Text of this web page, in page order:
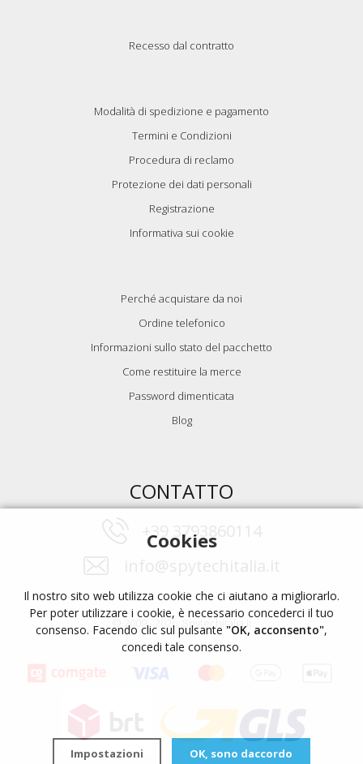
Recesso dal contratto
Modalità di spedizione e pagamento
Termini e Condizioni
Procedura di reclamo
Protezione dei dati personali
Registrazione
Informativa sui cookie
Perché acquistare da noi
Ordine telefonico
Informazioni sullo stato del pacchetto
Come restituire la merce
Password dimenticata
Blog
CONTATTO
+39 3793860114
© 2009 - 2026, Spytechitalia.it
Cookies
Il nostro sito web utilizza cookie che ci aiutano a migliorarlo.
Per poter utilizzare i cookie, è necessario concederci il tuo
consenso. Facendo clic sul pulsante "OK, acconsento",
concedi tale consenso.
Impostazioni OK, sono daccordo